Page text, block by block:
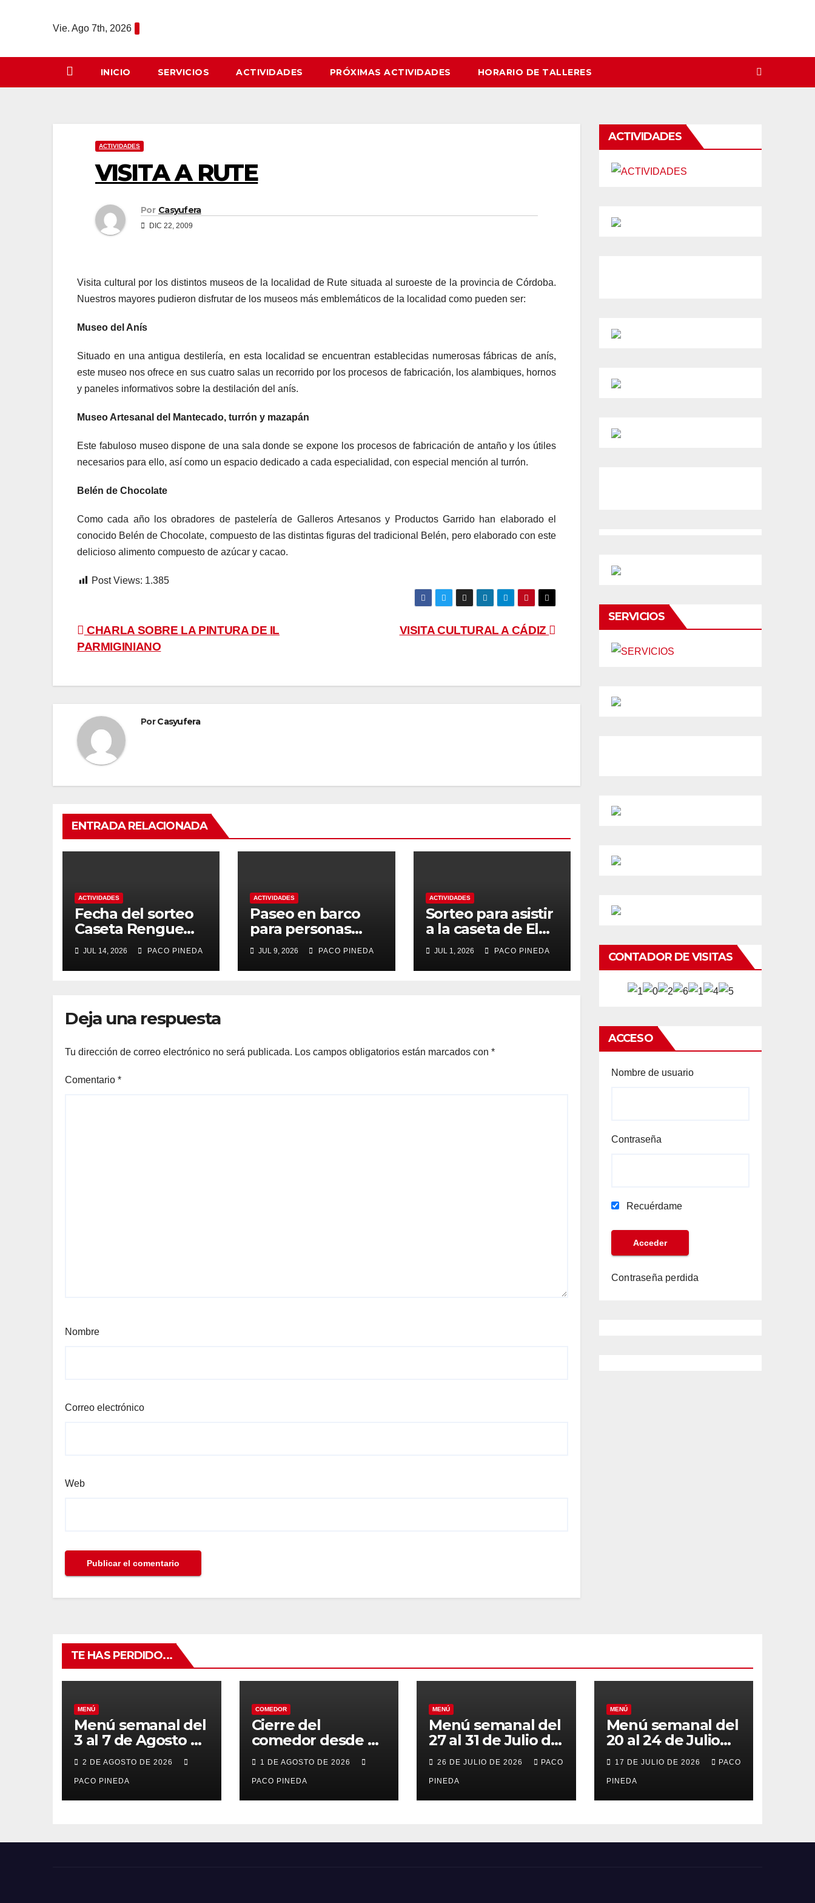
Vie. Ago 7th, 2026
INICIO SERVICIOS ACTIVIDADES PRÓXIMAS ACTIVIDADES HORARIO DE TALLERES
ACTIVIDADES
VISITA A RUTE
Por Casyufera
DIC 22, 2009
Visita cultural por los distintos museos de la localidad de Rute situada al suroeste de la provincia de Córdoba.
Nuestros mayores pudieron disfrutar de los museos más emblemáticos de la localidad como pueden ser:
Museo del Anís
Situado en una antigua destilería, en esta localidad se encuentran establecidas numerosas fábricas de anís,
este museo nos ofrece en sus cuatro salas un recorrido por los procesos de fabricación, los alambiques, hornos
y paneles informativos sobre la destilación del anís.
Museo Artesanal del Mantecado, turrón y mazapán
Este fabuloso museo dispone de una sala donde se expone los procesos de fabricación de antaño y los útiles
necesarios para ello, así como un espacio dedicado a cada especialidad, con especial mención al turrón.
Belén de Chocolate
Como cada año los obradores de pastelería de Galleros Artesanos y Productos Garrido han elaborado el
conocido Belén de Chocolate, compuesto de las distintas figuras del tradicional Belén, pero elaborado con este
delicioso alimento compuesto de azúcar y cacao.
Post Views: 1.385
Navegación
de
entradas
VISITA CULTURAL A CÁDIZ
CHARLA SOBRE LA PINTURA DE IL
PARMIGINIANO
PorCasyufera
ENTRADA RELACIONADA
ACTIVIDADES
Fecha del sorteo
Caseta Rengue
Feria de Málaga
2026
JUL 14, 2026 PACO PINEDA
ACTIVIDADES
Paseo en barco
para personas
mayores
JUL 9, 2026 PACO PINEDA
ACTIVIDADES
Sorteo para asistir
a la caseta de El
Rengue, Feria de
Málaga 2026
JUL 1, 2026 PACO PINEDA
Deja una respuesta
Tu dirección de correo electrónico no será publicada. Los campos obligatorios están marcados con *
Comentario *
Nombre
Correo electrónico
Web
ACTIVIDADES
SERVICIOS
CONTADOR DE VISITAS
ACCESO
Nombre de usuario
Contraseña
Recuérdame
Contraseña perdida
TE HAS PERDIDO...
MENÚ
Menú semanal del
3 al 7 de Agosto de
2026
2 DE AGOSTO DE 2026
PACO PINEDA
COMEDOR
Cierre del
comedor desde el
7 al 21 de Agosto
por vacaciones
1 DE AGOSTO DE 2026
PACO PINEDA
MENÚ
Menú semanal del
27 al 31 de Julio de
2026
26 DE JULIO DE 2026 PACO
PINEDA
MENÚ
Menú semanal del
20 al 24 de Julio
de 2026
17 DE JULIO DE 2026 PACO
PINEDA